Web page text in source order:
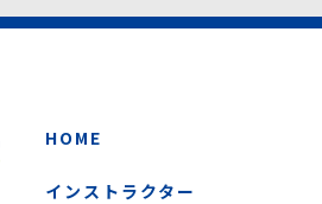
HOME
インストラクター